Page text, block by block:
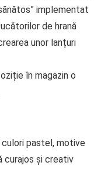
implementat
de hrană
unor lanțuri
în magazin o
pastel, motive
curajos și creativ